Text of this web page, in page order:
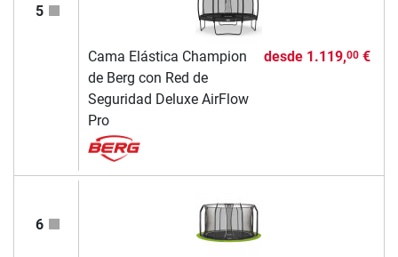
5
Cama Elástica Champion
de Berg con Red de
Seguridad Deluxe AirFlow
Pro
desde 1.119,00€
6